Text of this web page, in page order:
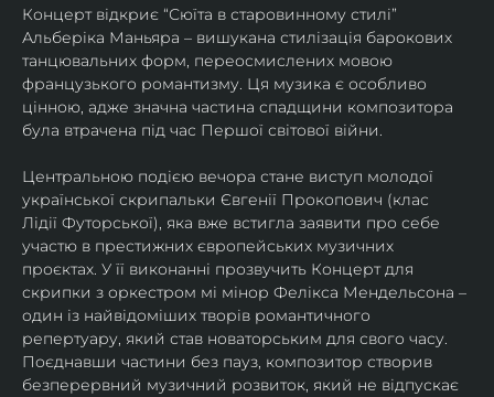
Концерт відкриє “Сюїта в старовинному стилі”
Альберіка Маньяра – вишукана стилізація барокових
танцювальних форм, переосмислених мовою
французького романтизму. Ця музика є особливо
цінною, адже значна частина спадщини композитора
була втрачена під час Першої світової війни.
Центральною подією вечора стане виступ молодої
української скрипальки Євгенії Прокопович (клас
Лідії Футорської), яка вже встигла заявити про себе
участю в престижних європейських музичних
проєктах. У її виконанні прозвучить Концерт для
скрипки з оркестром мі мінор Фелікса Мендельсона –
один із найвідоміших творів романтичного
репертуару, який став новаторським для свого часу.
Поєднавши частини без пауз, композитор створив
безперервний музичний розвиток, який не відпускає